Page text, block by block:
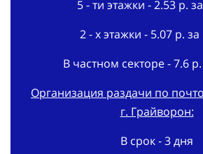
2 - х этажки - 5.07 р.
В частном секторе - 7.6 р.
Организация раздачи по
В срок - 3 дня
Заказать рекламу по